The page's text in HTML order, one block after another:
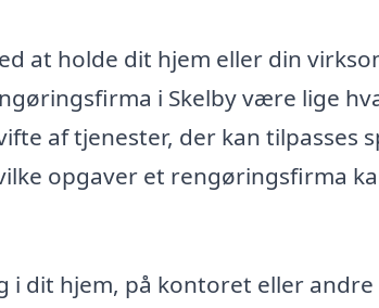
at holde dit hjem eller din
i Skelby være lige
af tjenester, der kan tilpasses
opgaver et rengøringsfirma
dit hjem, på kontoret eller andre